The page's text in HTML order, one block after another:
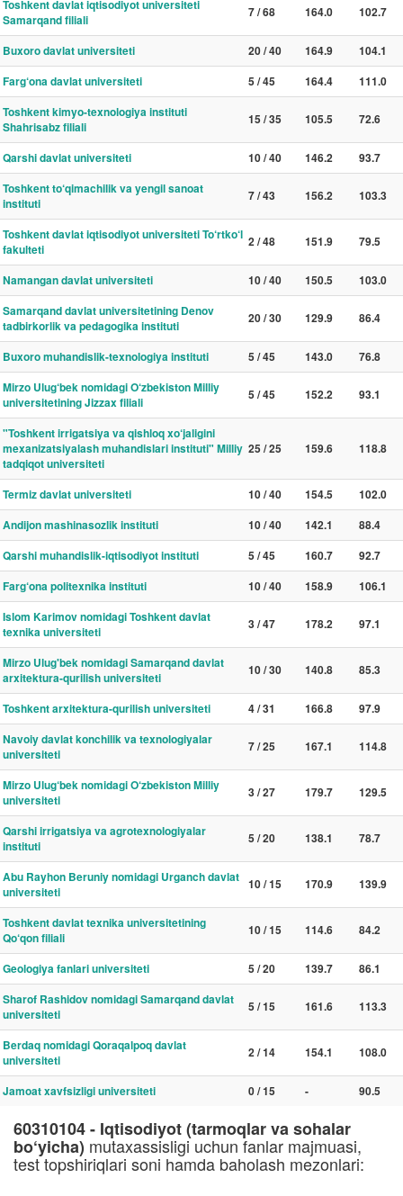
Toshkent davlat iqtisodiyot universiteti
Samarqand filiali
7 / 68 164.0 102.7
Buxoro davlat universiteti 20 / 40 164.9
104.1
Farg‘ona davlat universiteti
5 / 45 164.4
111.0
Toshkent kimyo-texnologiya instituti
Shahrisabz filiali
15 / 35 105.5 72.6
Qarshi davlat universiteti 10 / 40 146.2
93.7
Toshkent to‘qimachilik va yengil sanoat
instituti
7 / 43 156.2 103.3
Toshkent davlat iqtisodiyot universiteti To‘rtko‘l
fakulteti
2 / 48 151.9 79.5
Namangan davlat universiteti 10 / 40 150.5
103.0
Samarqand davlat universitetining Denov
tadbirkorlik va pedagogika instituti
20 / 30 129.9 86.4
Buxoro muhandislik-texnologiya instituti 5 / 45 143.0
76.8
Mirzo Ulug‘bek nomidagi O‘zbekiston Milliy
universitetining Jizzax filiali
5 / 45 152.2 93.1
"Toshkent irrigatsiya va qishloq xo‘jaligini
mexanizatsiyalash muhandislari instituti" Milliy
tadqiqot universiteti
25 / 25 159.6 118.8
Termiz davlat universiteti 10 / 40 154.5
102.0
Andijon mashinasozlik instituti
10 / 40 142.1
88.4
Qarshi muhandislik-iqtisodiyot instituti
5 / 45 160.7
92.7
Farg‘ona politexnika instituti
10 / 40 158.9
106.1
Islom Karimov nomidagi Toshkent davlat
texnika universiteti
3 / 47 178.2 97.1
Mirzo Ulug'bek nomidagi Samarqand davlat
arxitektura-qurilish universiteti
10 / 30 140.8 85.3
Toshkent arxitektura-qurilish universiteti 4 / 31 166.8
97.9
Navoiy davlat konchilik va texnologiyalar
universiteti
7 / 25 167.1 114.8
Mirzo Ulug‘bek nomidagi O‘zbekiston Milliy
universiteti
3 / 27 179.7 129.5
Qarshi irrigatsiya va agrotexnologiyalar
instituti
5 / 20 138.1 78.7
Abu Rayhon Beruniy nomidagi Urganch davlat
universiteti
10 / 15 170.9 139.9
Toshkent davlat texnika universitetining
Qo‘qon filiali
10 / 15 114.6 84.2
Geologiya fanlari universiteti 5 / 20 139.7
86.1
Sharof Rashidov nomidagi Samarqand davlat
universiteti
5 / 15 161.6 113.3
Berdaq nomidagi Qoraqalpoq davlat
universiteti
2 / 14 154.1 108.0
Jamoat xavfsizligi universiteti 0 / 15 - 90.5
60310104 - Iqtisodiyot (tarmoqlar va sohalar
bo‘yicha) mutaxassisligi uchun fanlar majmuasi,
test topshiriqlari soni hamda baholash mezonlari: